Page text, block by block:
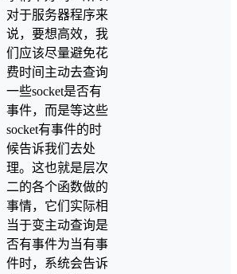
对于服务器程序来
说，要想高效，我
们应该尽量避免花
费时间主动去查询
一些socket是否有
事件，而是等这些
socket有事件的时
候告诉我们去处
理。这也就是层次
二的各个函数做的
事情，它们实际相
当于变主动查询是
否有事件为当有事
件时，系统会告诉